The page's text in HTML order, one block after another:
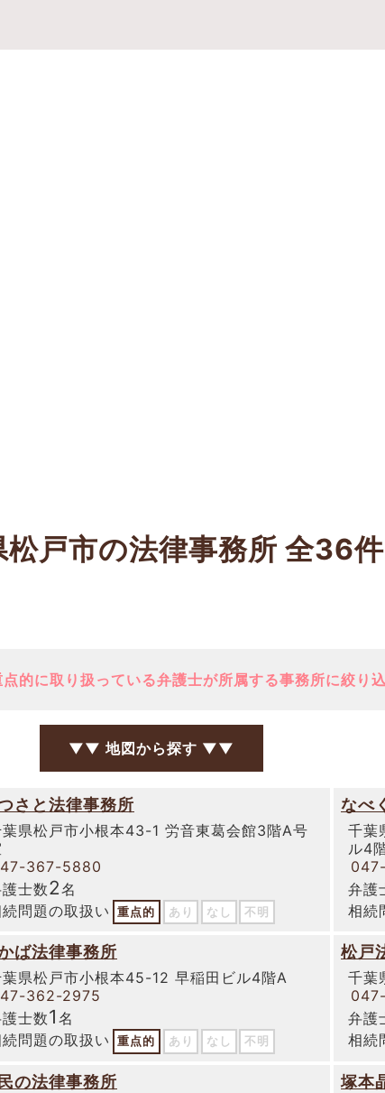
松戸市の法律事務所 全36件
的に取り扱っている弁護士が所属する事務所に絞り
▼▼ 地図から探す ▼▼
さと法律事務所
県松戸市小根本43-1 労音東葛会館3階A号
367-5880
士数2名
問題の取扱い
重点的 あり なし 不明
なべ
千葉
ル4
弁護
相続
ば法律事務所
県松戸市小根本45-12 早稲田ビル4階A
362-2975
士数1 名
問題の取扱い
重点的 あり なし 不明
松戸
千葉
弁護
相続
の法律事務所 塚本